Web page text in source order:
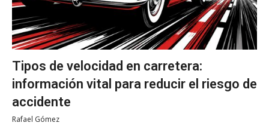
Tipos de velocidad en carretera:
información vital para reducir el riesgo de
accidente
Rafael Gómez